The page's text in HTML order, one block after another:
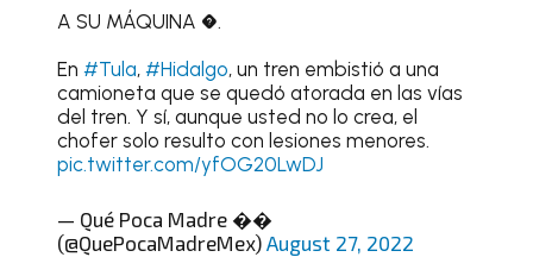
A SU MÁQUINA �.
En #Tula, #Hidalgo, un tren embistió a una
camioneta que se quedó atorada en las vías
del tren. Y sí, aunque usted no lo crea, el
chofer solo resulto con lesiones menores.
pic.twitter.com/yfOG20LwDJ
— Qué Poca Madre ��
(@QuePocaMadreMex) August 27, 2022